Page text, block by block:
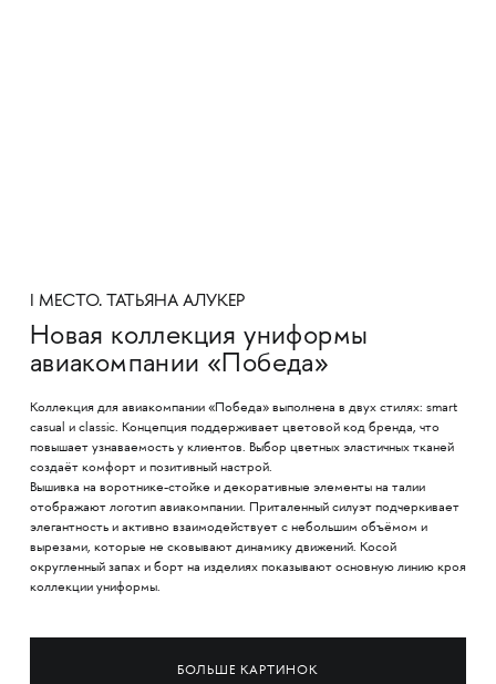
I МЕСТО. ТАТЬЯНА АЛУКЕР
Новая коллекция униформы
авиакомпании «Победа»
Коллекция для авиакомпании «Победа» выполнена в двух стилях: smart
casual и classic. Концепция поддерживает цветовой код бренда, что
повышает узнаваемость у клиентов. Выбор цветных эластичных тканей
создаёт комфорт и позитивный настрой.
Вышивка на воротнике-стойке и декоративные элементы на талии
отображают логотип авиакомпании. Приталенный силуэт подчеркивает
элегантность и активно взаимодействует с небольшим объёмом и
вырезами, которые не сковывают динамику движений. Косой
округленный запах и борт на изделиях показывают основную линию кроя
коллекции униформы.
БОЛЬШЕ КАРТИНОК